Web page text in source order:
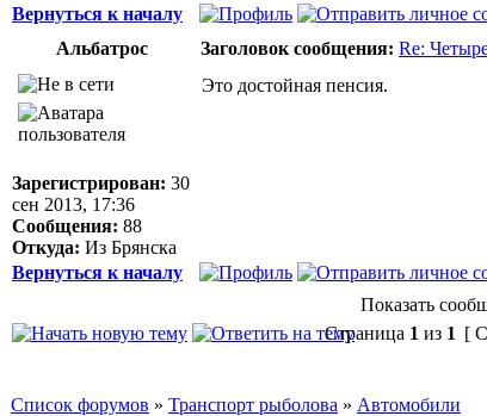
Вернуться к началу
Альбатрос
Заголовок сообщения: Re:
Зарегистрирован: 30
сен 2013, 17:36
Сообщения: 88
Откуда: Из Брянска
Это достойная пенсия.
Вернуться к началу
Показать
Страница 1 из 1 [
Список форумов » Транспорт рыболова » Автомобили